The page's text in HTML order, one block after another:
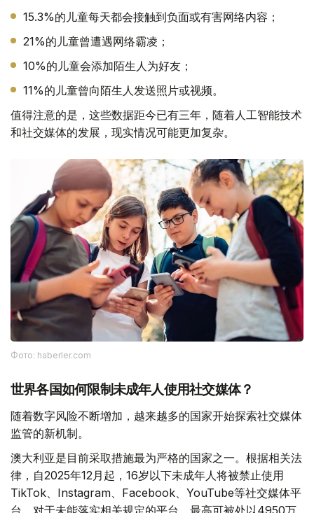
15.3%的儿童每天都会接触到负面或有害网络内容；
21%的儿童曾遭遇网络霸凌；
10%的儿童会添加陌生人为好友；
11%的儿童曾向陌生人发送照片或视频。
值得注意的是，这些数据距今已有三年，随着人工智能技术
和社交媒体的发展，现实情况可能更加复杂。
Фото: haberler.com
世界各国如何限制未成年人使用社交媒体？
随着数字风险不断增加，越来越多的国家开始探索社交媒体
监管的新机制。
澳大利亚是目前采取措施最为严格的国家之一。根据相关法
律，自2025年12月起，16岁以下未成年人将被禁止使用
TikTok、Instagram、Facebook、YouTube等社交媒体平
台。对于未能落实相关规定的平台，最高可被处以4950万